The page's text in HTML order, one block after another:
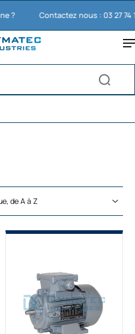
Contactez nous : 03 27 74 11 65